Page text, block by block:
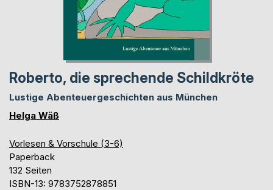
Roberto, die sprechende Schildkröte
Lustige Abenteuergeschichten aus München
Helga Wäß
Vorlesen & Vorschule (3-6)
Paperback
132 Seiten
ISBN-13: 9783752878851